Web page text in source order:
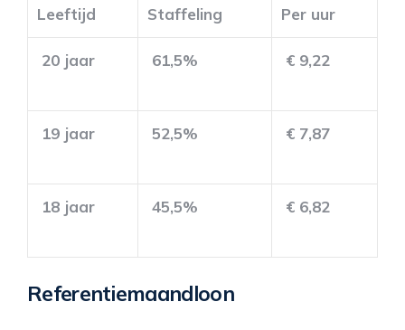
Leeftijd Staffeling Per uur
20 jaar 61,5% € 9,22
19 jaar 52,5% € 7,87
18 jaar 45,5% € 6,82
Referentiemaandloon